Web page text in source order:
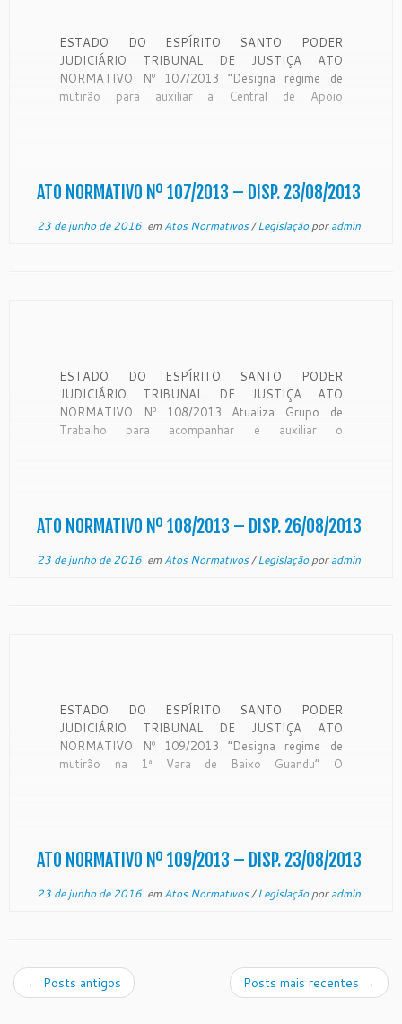
ESTADO DO ESPÍRITO SANTO PODER
JUDICIÁRIO TRIBUNAL DE JUSTIÇA ATO
NORMATIVO Nº 107/2013 “Designa regime de
mutirão para auxiliar a Central de Apoio
ATO NORMATIVO Nº 107/2013 – DISP. 23/08/2013
23 de junho de 2016em Atos Normativos/Legislaçãoporadmin
ESTADO DO ESPÍRITO SANTO PODER
JUDICIÁRIO TRIBUNAL DE JUSTIÇA ATO
NORMATIVO Nº 108/2013 Atualiza Grupo de
Trabalho para acompanhar e auxiliar o
Tribunal de Justiça do […]
ATO NORMATIVO Nº 108/2013 – DISP. 26/08/2013
23 de junho de 2016em Atos Normativos/Legislaçãoporadmin
ESTADO DO ESPÍRITO SANTO PODER
JUDICIÁRIO TRIBUNAL DE JUSTIÇA ATO
NORMATIVO Nº 109/2013 “Designa regime de
mutirão na 1ª Vara de Baixo Guandu” O
ATO NORMATIVO Nº 109/2013 – DISP. 23/08/2013
23 de junho de 2016em Atos Normativos/Legislaçãoporadmin
← Posts antigos Posts mais recentes →